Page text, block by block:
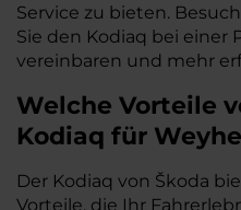
Service zu bieten.
Sie den Kodiaq bei einer
vereinbaren und mehr
Welche Vorteile
Kodiaq für Weyhe
Der Kodiaq von Škoda
Vorteile, die Ihr